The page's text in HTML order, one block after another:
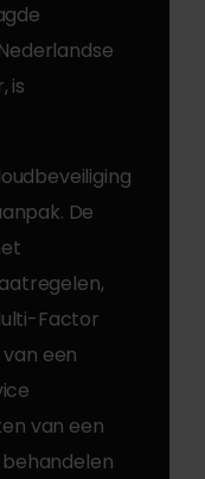
is
De
Factor
een
van een